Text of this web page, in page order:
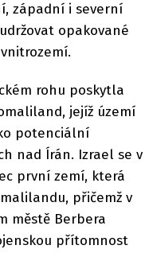
západní i severní
opakované
rohu poskytla
jejíž území
potenciální
nad Írán. Izrael se v
první zemí, která
přičemž v
městě Berbera
přítomnost